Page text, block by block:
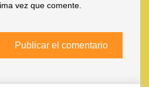
vez que comente.